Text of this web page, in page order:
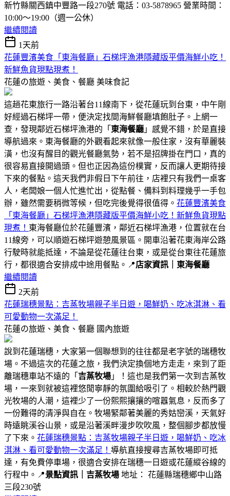
新竹縣關西鎮中豐路一段270號 電話：03-5878965 營業時間：
10:00～19:00（週一公休）
繼續閱讀
1天前
花蓮豐濱美食「東海餐廳」石梯坪漁港隱藏版平價海鮮小吃！
新鮮魚貨現點現煮！
花蓮の旅遊、美食、餐廳 美味食記
這趟花東旅行一路沿著台11線南下，從花蓮玩到台東，中午剛
好經過石梯坪一帶，便決定找間海鮮餐廳填飽肚子。上網一
查，發現鄰近石梯坪漁港的「 東海餐廳 」感覺不錯，於是直接
導航過來。東海餐廳的外觀看起來就像一般住家，沒有華麗裝
潢，也沒有醒目的觀光餐廳氣勢，若不是招牌掛在門口，真的
很容易直接開過頭。但也正因為這份樸實，反而讓人更期待接
下來的餐點。這天我們非假日下午前往，店裡只有我們一桌客
人，老闆娘一個人忙進忙出，從點餐、備料到料理幾乎一手包
辦，雖然需要稍微等候，但吃完後覺得很值得。 花蓮豐濱美食
「東海餐廳」石梯坪漁港隱藏版平價海鮮小吃！新鮮魚貨現點
現煮！ 東海餐廳位於花蓮豐濱，鄰近石梯坪漁港，位置就在台
11線旁，可以順遊石梯坪遊憩風景區。開車沿著花東海岸公路
行駛時就能抵達，不論是從花蓮往台東，或是從台東往花蓮旅
行，都很適合安排成中途用餐點。📍店家資訊｜東海餐廳
繼續閱讀
2天前
花蓮瑞穗景點：吉蒸牧場親子半日遊，喝鮮奶、吃冰淇淋、看
可愛動物一次滿足！
花蓮の旅遊、美食、餐廳 國內旅遊
說到花蓮瑞穗，大家第一個聯想到的往往都是老字號的瑞穗牧
場。不過這次的花蓮之旅，我們決定換個地方走走，來到了距
離瑞穗車站不遠的「 吉蒸牧場 」！這也是我們第一次到吉蒸牧
場，一來到就被這裡悠閒寧靜的氛圍給吸引了。相較於熱門觀
光牧場的人潮，這裡少了一份熙熙攘攘的喧囂氣息，反而多了
一份難得的清淨與自在。牧場緊鄰著美麗的秀姑巒溪，天氣好
時遠眺溪谷山景，或是沿著溪畔漫步吹吹風，整個腳步都放慢
了下來。 花蓮瑞穗景點：吉蒸牧場親子半日遊，喝鮮奶、吃冰
淇淋、看可愛動物一次滿足！ 導航直接搜尋吉蒸牧場即可抵
達，有免費停車場，很適合安排在瑞穗一日遊或花蓮縱谷線的
行程中。📍景點資訊｜吉蒸牧場 地址： 花蓮縣瑞穗鄉中山路
三段230號